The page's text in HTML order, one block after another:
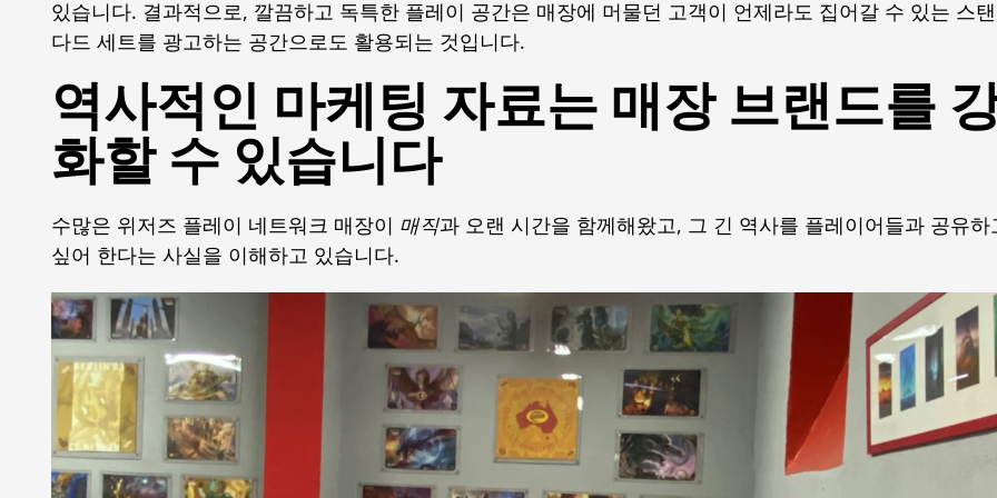
있습니다. 결과적으로, 깔끔하고 독특한 플레이 공간은 매장에 머물던 고객이 언제라도 집어갈 수 있는 스탠
다드 세트를 광고하는 공간으로도 활용되는 것입니다.
역사적인 마케팅 자료는 매장 브랜드를
화할 수 있습니다
수많은 위저즈 플레이 네트워크 매장이 매직과 오랜 시간을 함께해왔고, 그 긴 역사를 플레이어들과 공유하
싶어 한다는 사실을 이해하고 있습니다.